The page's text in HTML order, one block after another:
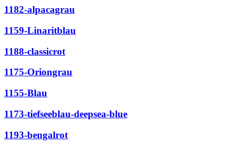
1182-alpacagrau
1159-Linaritblau
1188-classicrot
1175-Oriongrau
1155-Blau
1173-tiefseeblau-deepsea-blue
1193-bengalrot